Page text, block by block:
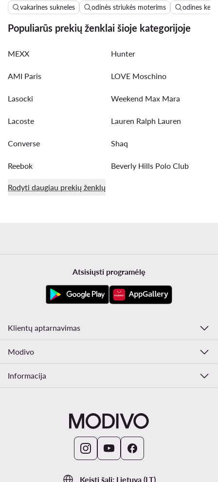
vakarines sukneles odinės striukės moterims odines
Populiarūs prekių ženklai šioje kategorijoje
MEXX Hunter
AMI Paris LOVE Moschino
Lasocki Weekend Max Mara
Lacoste Lauren Ralph Lauren
Converse Shaq
Reebok Beverly Hills Polo Club
Rodyti daugiau prekių ženklų
Keisti šalį: Lietuva (LT)
Atsisiųsti programėlę
Klientų aptarnavimas
Modivo
Informacija